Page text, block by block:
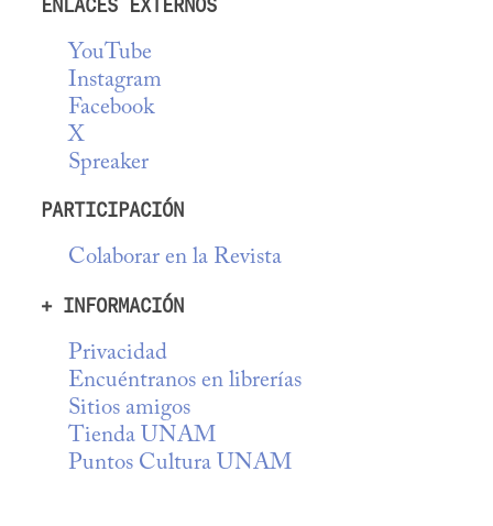
ENLACES EXTERNOS
YouTube
Instagram
Facebook
X
Spreaker
PARTICIPACIÓN
Colaborar en la Revista
+ INFORMACIÓN
Privacidad
Encuéntranos en librerías
Sitios amigos
Tienda UNAM
Puntos Cultura UNAM